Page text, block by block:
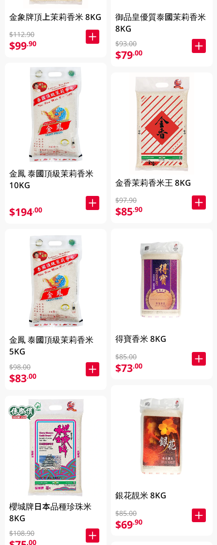
金象牌頂上茉莉香米 8KG
$112.90
$99.90
金鳳 泰國頂級茉莉香米
10KG
$194.00
金鳳 泰國頂級茉莉香米
5KG
$98.00
$83.00
櫻城牌日本品種珍珠米
8KG
$108.90
.00
御品皇優質泰國茉莉香米
8KG
$93.00
$79.00
金香茉莉香米王 8KG
$97.90
$85.90
得寶香米 8KG
$85.00
$73.00
銀花靚米 8KG
$85.00
$69.90